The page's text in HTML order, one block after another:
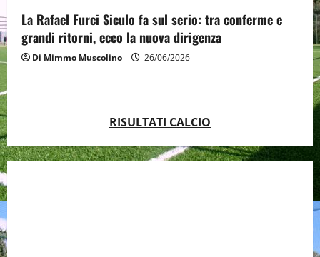
La Rafael Furci Siculo fa sul serio: tra conferme e
grandi ritorni, ecco la nuova dirigenza
Di Mimmo Muscolino 26/06/2026
RISULTATI CALCIO